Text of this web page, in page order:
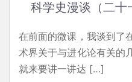
科学史漫谈（二十
在前面的微课，我谈到了
术界关于与进化论有关的
就来要讲一讲达 […]